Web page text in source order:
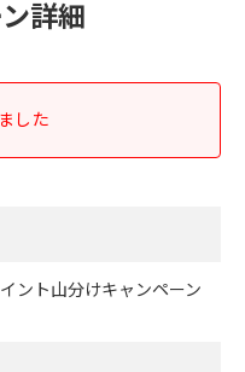
詳細
した
ント山分けキャンペーン